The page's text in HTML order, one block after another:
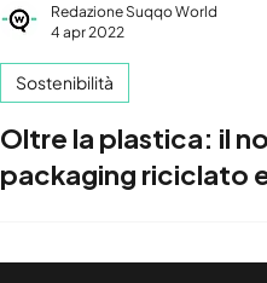
Redazione Suqqo World
4 apr 2022
Sostenibilità
Oltre la plastica: il
packaging riciclato